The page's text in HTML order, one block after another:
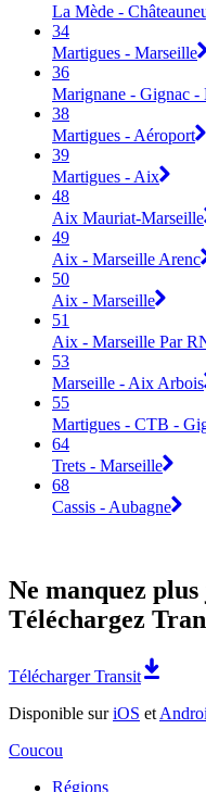
La Mède -
34
Martigues - Marseille
36
Marignane - Gignac -
38
Martigues - Aéroport
39
Martigues - Aix
48
Aix Mauriat-Marseille
49
Aix - Marseille Arenc
50
Aix - Marseille
51
Aix - Marseille Par
53
Marseille - Aix Arbois
55
Martigues - CTB -
64
Trets - Marseille
68
Cassis - Aubagne
Ne manquez
Téléchargez
Télécharger Transit
Disponible suriOS et
Coucou
Régions